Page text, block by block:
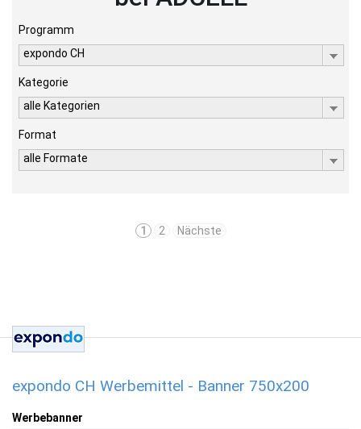
Programm
expondo CH
Kategorie
alle Kategorien
Format
alle Formate
1 2 Nächste
expondo CH Werbemittel - Banner 750x200
Werbebanner